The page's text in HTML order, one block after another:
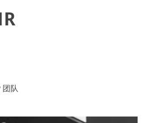
队